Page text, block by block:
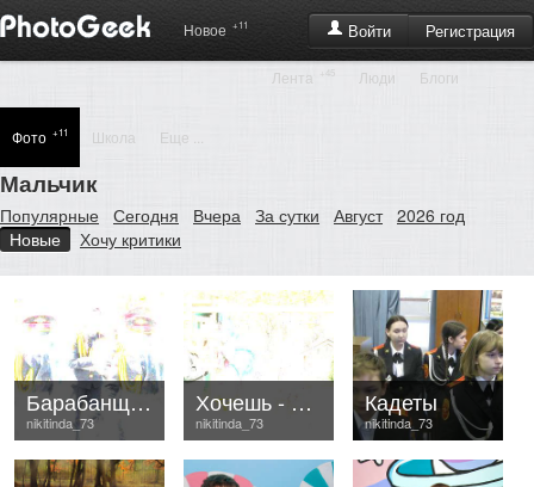
Войти Регистрация
Новое +11
Лента +45 Люди Блоги
Фото +11 Школа Еще ...
Мальчик
Популярные Сегодня Вчера За сутки Август 2026 год
Новые
Хочу критики
nikitinda_73
Барабанщики и тарелочница
nikitinda_73
Хочешь - сидя, хочешь - стоя
nikitinda_73
Кадеты